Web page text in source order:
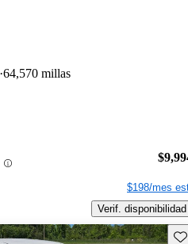
64,570 millas
$198/mes
Verif. disponibilidad